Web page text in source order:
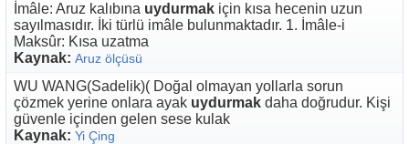
İmâle: Aruz kalıbına uydurmak için kısa hecenin uzun
sayılmasıdır. İki türlü imâle bulunmaktadır. 1. İmâle-i
Maksûr: Kısa uzatma
Kaynak: Aruz ölçüsü
WU WANG(Sadelik)( Doğal olmayan yollarla sorun
çözmek yerine onlara ayak uydurmak daha doğrudur. Kişi
güvenle içinden gelen sese kulak
Kaynak: Yi Çing